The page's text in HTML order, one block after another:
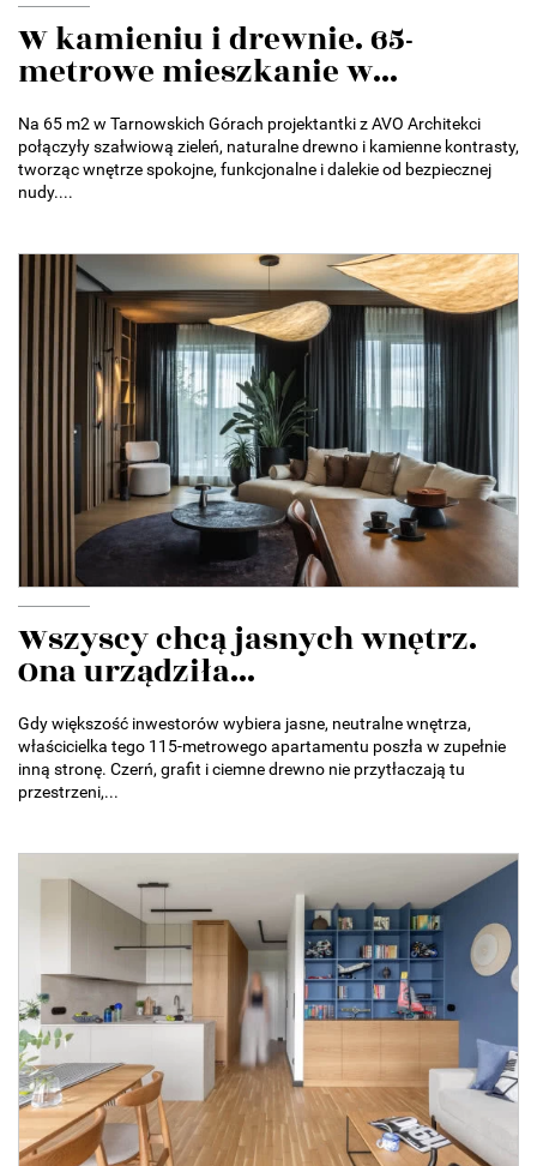
W kamieniu i drewnie. 65-
metrowe mieszkanie w...
Na 65 m2 w Tarnowskich Górach projektantki z AVO Architekci
połączyły szałwiową zieleń, naturalne drewno i kamienne kontrasty,
tworząc wnętrze spokojne, funkcjonalne i dalekie od bezpiecznej
nudy....
Wszyscy chcą jasnych wnętrz.
Ona urządziła...
Gdy większość inwestorów wybiera jasne, neutralne wnętrza,
właścicielka tego 115-metrowego apartamentu poszła w zupełnie
inną stronę. Czerń, grafit i ciemne drewno nie przytłaczają tu
przestrzeni,...